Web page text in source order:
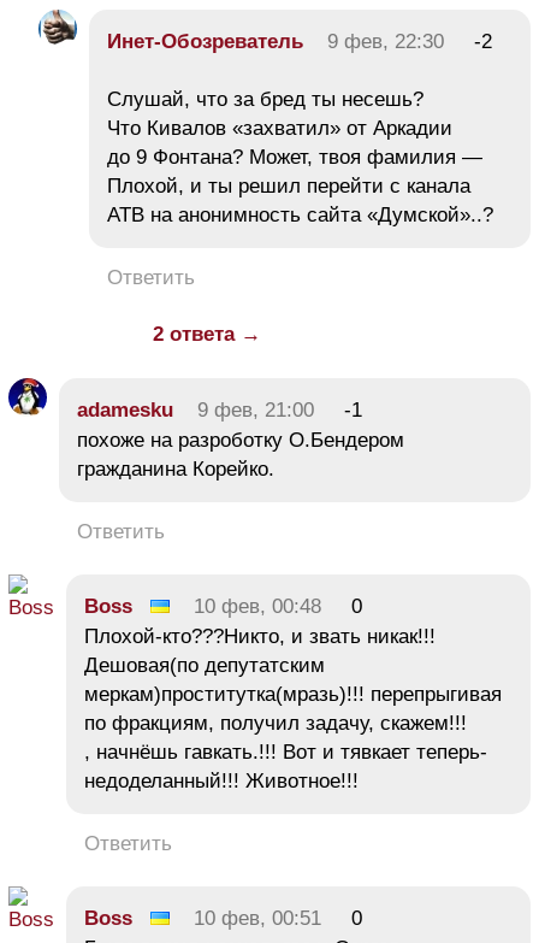
Инет-Обозреватель 9 фев, 22:30 -2
Слушай, что за бред ты несешь?
Что Кивалов «захватил» от Аркадии
до 9 Фонтана? Может, твоя фамилия —
Плохой, и ты решил перейти с канала
АТВ на анонимность сайта «Думской»..?
Ответить
2 ответа →
adamesku 9 фев, 21:00
-1
похоже на разроботку О.Бендером
гражданина Корейко.
Ответить
Boss 10 фев, 00:48
0
Плохой-кто???Никто, и звать никак!!!
Дешовая(по депутатским
меркам)проститутка(мразь)!!! перепрыгивая
по фракциям, получил задачу, скажем!!!
, начнёшь гавкать.!!! Вот и тявкает теперь-
недоделанный!!! Животное!!!
Ответить
Boss 10 фев, 00:51
0